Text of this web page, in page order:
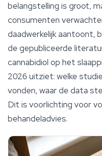
belangstelling is groot,
consumenten
daadwerkelijk aantoont,
de gepubliceerde
cannabidiol op het
2026 uitziet: welke
vonden, waar de data
Dit is voorlichting voor
behandeladvies.